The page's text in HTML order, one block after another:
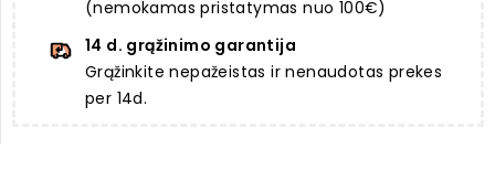
(nemokamas pristatymas nuo 100€)
14 d. grąžinimo garantija
Grąžinkite nepažeistas ir nenaudotas prekes
per 14d.